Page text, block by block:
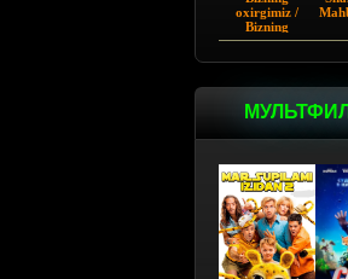
oxirgimiz /
Bizning
so'ngimiz AQSh
tilida O'zbekcha